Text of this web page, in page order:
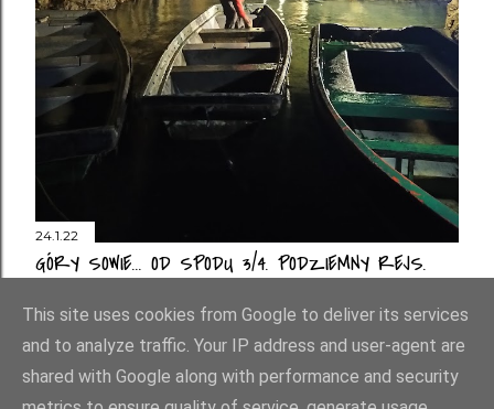
24.1.22
GÓRY SOWIE... OD SPODU 3/4. PODZIEMNY REJS.
This site uses cookies from Google to deliver its services
and to analyze traffic. Your IP address and user-agent are
shared with Google along with performance and security